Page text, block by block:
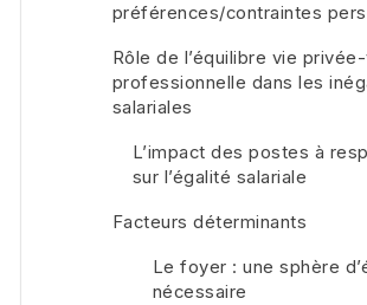
préférences/contraintes
Rôle de l’équilibre vie
professionnelle dans les
salariales
L’impact des postes à
sur l’égalité salariale
Facteurs déterminants
Le foyer : une sphère
nécessaire